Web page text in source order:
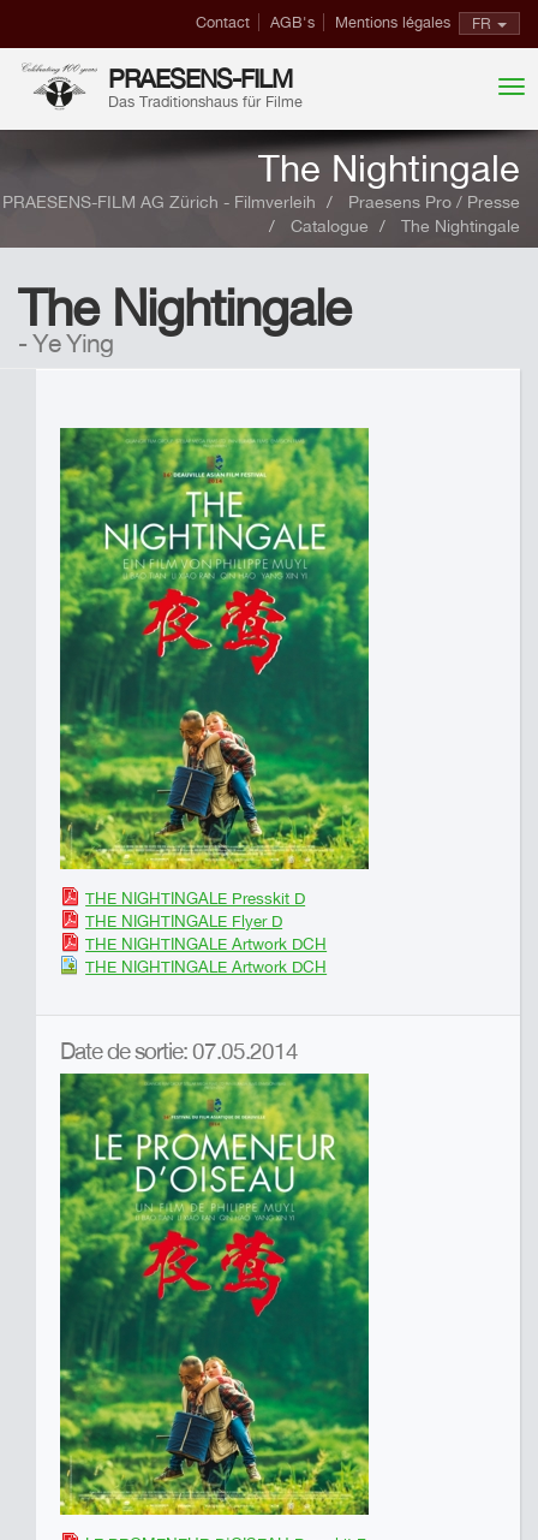
FR
Contact AGB's Mentions légales
PRAESENS-FILM
Das Traditionshaus für Filme
The Nightingale
PRAESENS-FILM AG Zürich - Filmverleih
Praesens Pro / Presse
Catalogue
The Nightingale
The Nightingale
- Ye Ying
THE NIGHTINGALE Presskit D
THE NIGHTINGALE Flyer D
THE NIGHTINGALE Artwork DCH
THE NIGHTINGALE Artwork DCH
Date de sortie: 07.05.2014